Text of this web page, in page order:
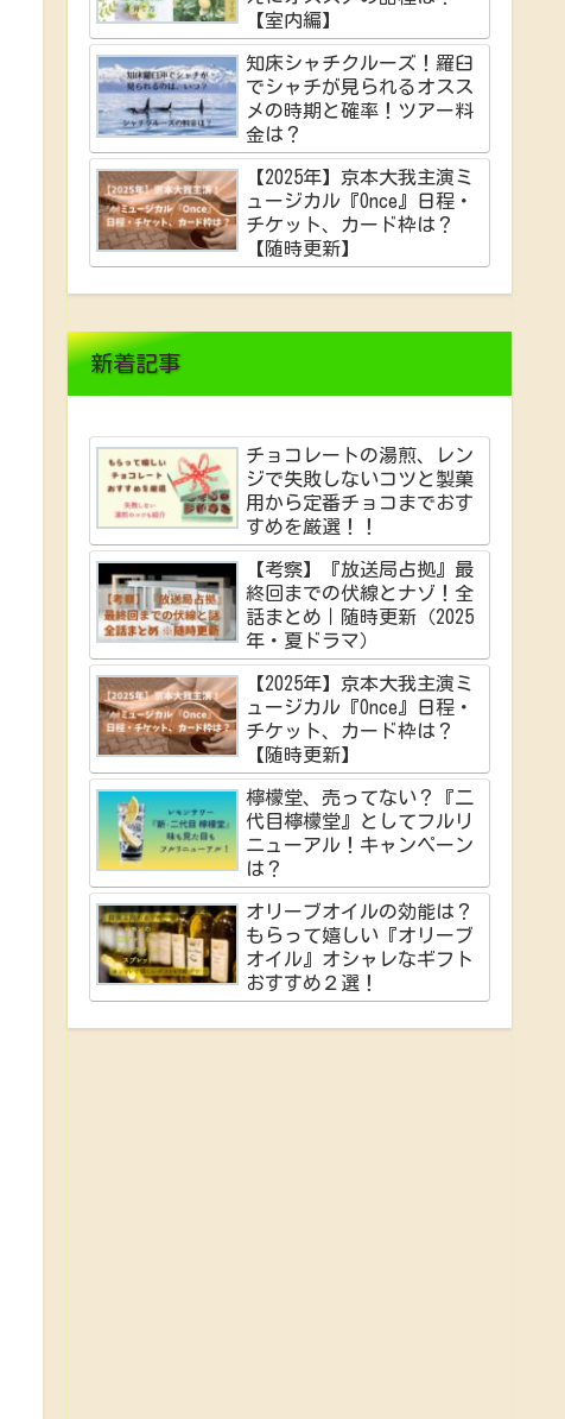
【室内編】
知床シャチクルーズ！羅臼
でシャチが見られるオスス
メの時期と確率！ツアー料
金は？
【2025年】京本大我主演ミ
ュージカル『Once』日程・
チケット、カード枠は？
【随時更新】
新着記事
チョコレートの湯煎、レン
ジで失敗しないコツと製菓
用から定番チョコまでおす
すめを厳選！！
【考察】『放送局占拠』最
終回までの伏線とナゾ！全
話まとめ｜随時更新（2025
年・夏ドラマ）
【2025年】京本大我主演ミ
ュージカル『Once』日程・
チケット、カード枠は？
【随時更新】
檸檬堂、売ってない？『二
代目檸檬堂』としてフルリ
ニューアル！キャンペーン
は？
オリーブオイルの効能は？
もらって嬉しい『オリーブ
オイル』オシャレなギフト
おすすめ２選！